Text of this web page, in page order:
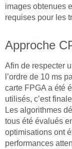
images obtenues
requises pour les
Approche
Afin de respecter
l’ordre de 10 ms
carte FPGA a été
utilisés, c’est
Les algorithmes
tous été évalués
optimisations ont
performances